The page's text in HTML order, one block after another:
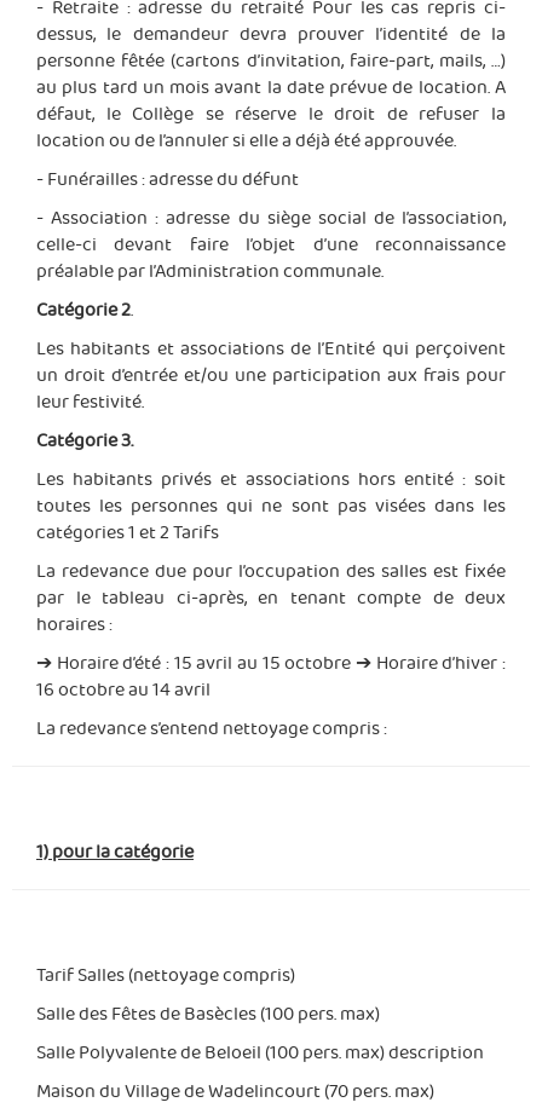
- Retraite : adresse du retraité Pour les cas repris ci-
dessus, le demandeur devra prouver l’identité de la
personne fêtée (cartons d’invitation, faire-part, mails, …)
au plus tard un mois avant la date prévue de location. A
défaut, le Collège se réserve le droit de refuser la
location ou de l’annuler si elle a déjà été approuvée.
- Funérailles : adresse du défunt
- Association : adresse du siège social de l’association,
celle-ci devant faire l’objet d’une reconnaissance
préalable par l’Administration communale.
Catégorie 2.
Les habitants et associations de l’Entité qui perçoivent
un droit d’entrée et/ou une participation aux frais pour
leur festivité.
Catégorie 3.
Les habitants privés et associations hors entité : soit
toutes les personnes qui ne sont pas visées dans les
catégories 1 et 2 Tarifs
La redevance due pour l’occupation des salles est fixée
par le tableau ci-après, en tenant compte de deux
horaires :
➔ Horaire d’été : 15 avril au 15 octobre ➔ Horaire d’hiver :
16 octobre au 14 avril
La redevance s’entend nettoyage compris :
1) pour la catégorie
Tarif Salles (nettoyage compris)
Salle des Fêtes de Basècles (100 pers. max)
Salle Polyvalente de Beloeil (100 pers. max)description
Maison du Village de Wadelincourt (70 pers. max)